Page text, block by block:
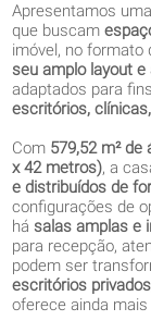
Apresentamos
que buscam
imóvel, no formato
seu amplo layout
adaptados para
escritórios,
Com 579,52 m²
x 42 metros), a
e distribuídos de
configurações de
hásalas amplas e
para recepção,
podem ser
escritórios privados
oferece ainda